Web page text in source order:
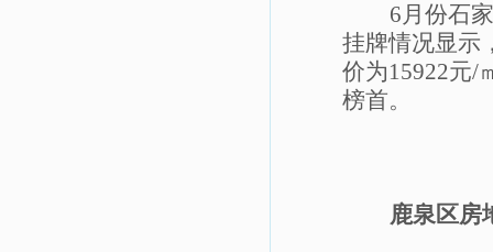
6月份石
挂牌情况显示
价为15922元/
榜首。
鹿泉区房